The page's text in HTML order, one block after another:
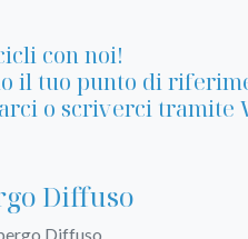
con noi!
il tuo punto di
o scriverci tramite
Diffuso
Diffuso